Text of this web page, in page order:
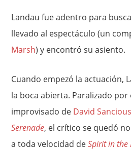
Landau fue adentro para
llevado al espectáculo (un
Marsh) y encontró su asiento.
Cuando empezó la actuación,
la boca abierta. Paralizado por
improvisado de David Sancious
Serenade, el crítico se quedó
a toda velocidad deSpirit in the